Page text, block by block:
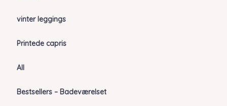
vinter leggings
Printede capris
All
Bestsellers – Badeværelset